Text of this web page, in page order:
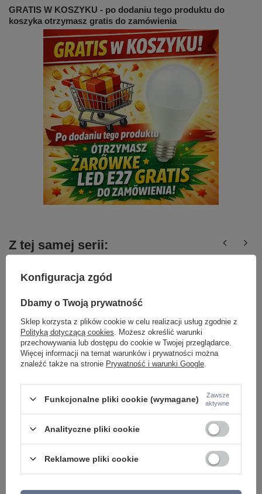
GRATIS W KOSZYKU - po dodaniu tego produktu do
koszyka otrzymasz gratis do zamówienia
Z tej samej serii:
Oprawa ELOY 2 BK/ALU Azzardo AZ1355 Oprawa ELOY 2 BK
Konfiguracja zgód
Dbamy o Twoją prywatność
Sklep korzysta z plików cookie w celu realizacji usług zgodnie z
Polityką dotyczącą cookies . Możesz określić warunki
przechowywania lub dostępu do cookie w Twojej przeglądarce.
Więcej informacji na temat warunków i prywatności można
znaleźć także na stronie Prywatność i warunki Google
Funkcjonalne pliki cookie (wymagane)
Zawsze
aktywne
Analityczne pliki cookie
Reklamowe pliki cookie